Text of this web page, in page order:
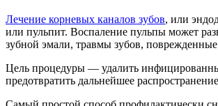
Лечение корневых каналов зубов, или
или пульпит. Воспаление пульпы может
зубной эмали, травмы зубов,
Цель процедуры — удалить
предотвратить дальнейшее